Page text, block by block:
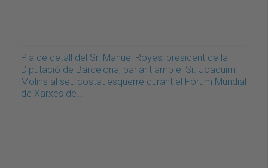
Pla de detall del Sr. Manuel Royes, president de la
Diputació de Barcelona, parlant amb el Sr. Joaquim
Molins al seu costat esquerre durant el Fòrum Mundial
de Xarxes de…